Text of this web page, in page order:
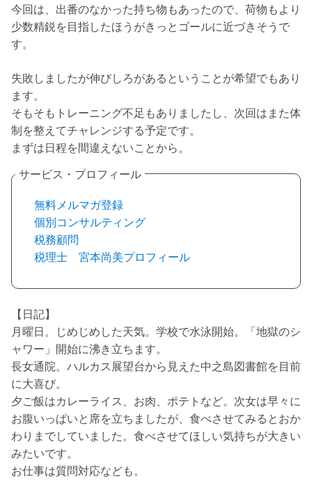
今回は、出番のなかった持ち物もあったので、荷物もより
少数精鋭を目指したほうがきっとゴールに近づきそうで
す。
失敗しましたが伸びしろがあるということが希望でもあり
ます。
そもそもトレーニング不足もありましたし、次回はまた体
制を整えてチャレンジする予定です。
まずは日程を間違えないことから。
無料メルマガ登録
個別コンサルティング
税務顧問
税理士 宮本尚美プロフィール
【日記】
月曜日。じめじめした天気。学校で水泳開始。「地獄のシ
ャワー」開始に沸き立ちます。
長女通院。ハルカス展望台から見えた中之島図書館を目前
に大喜び。
夕ご飯はカレーライス、お肉、ポテトなど。次女は早々に
お腹いっぱいと席を立ちましたが、食べさせてみるとおか
わりまでしていました。食べさせてほしい気持ちが大きい
みたいです。
お仕事は質問対応なども。